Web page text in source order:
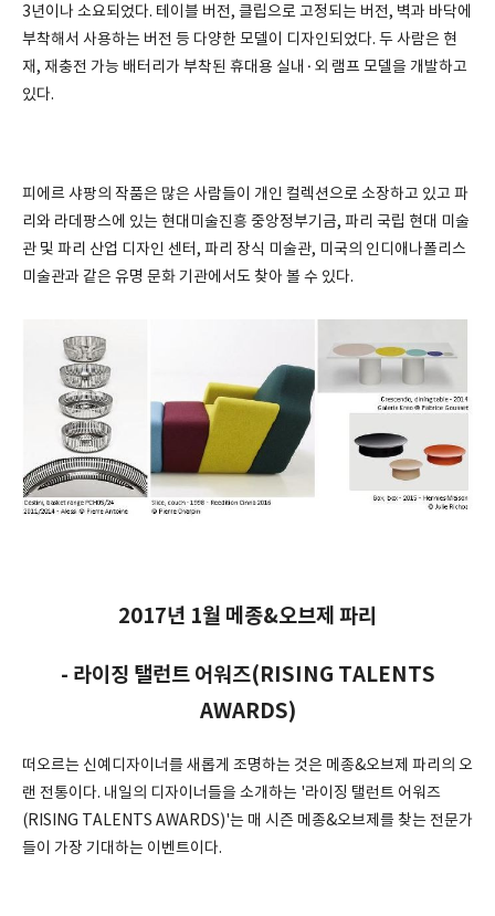
3년이나 소요되었다. 테이블 버전, 클립으로 고정되는 버전, 벽과 바닥에
부착해서 사용하는 버전 등 다양한 모델이 디자인되었다. 두 사람은 현
재, 재충전 가능 배터리가 부착된 휴대용 실내·외 램프 모델을 개발하고
있다.
피에르 샤팡의 작품은 많은 사람들이 개인 컬렉션으로 소장하고 있고 파
리와 라데팡스에 있는 현대미술진흥 중앙정부기금, 파리 국립 현대 미술
관 및 파리 산업 디자인 센터, 파리 장식 미술관, 미국의 인디애나폴리스
미술관과 같은 유명 문화 기관에서도 찾아 볼 수 있다.
2017년 1월 메종&오브제 파리
- 라이징 탤런트 어워즈(RISING TALENTS
AWARDS)
떠오르는 신예디자이너를 새롭게 조명하는 것은 메종&오브제 파리의 오
랜 전통이다. 내일의 디자이너들을 소개하는 '라이징 탤런트 어워즈
(RISING TALENTS AWARDS)'는 매 시즌 메종&오브제를 찾는 전문가
들이 가장 기대하는 이벤트이다.